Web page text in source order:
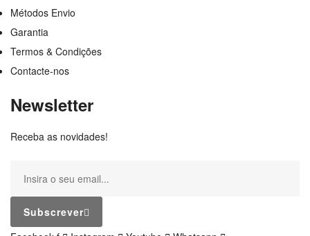
Métodos Envio
Garantia
Termos & Condições
Contacte-nos
Newsletter
Receba as novidades!
Subscrever